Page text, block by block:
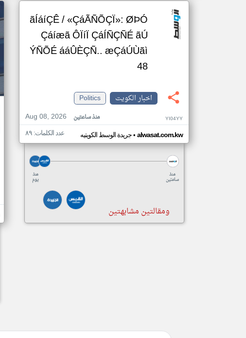
ãÍáíÇÊ / «ÇáÃÑÕÇÏ»: ØÞÓ
Çáíæã ÔÏíÏ ÇáÍÑÇÑÉ ãÚ
ÝÑÕÉ ááÛÈÇÑ.. æÇáÚÙãì
48
اخبار الكويت
Politics
Aug 08, 2026
منذ ساعتين YI04YY
جريدة الوسط الكويتيه• alwasat.com.kw عدد الكلمات: ٨٩
منذ
يوم
منذ
ساعتين
ومقالتين مشابهتين